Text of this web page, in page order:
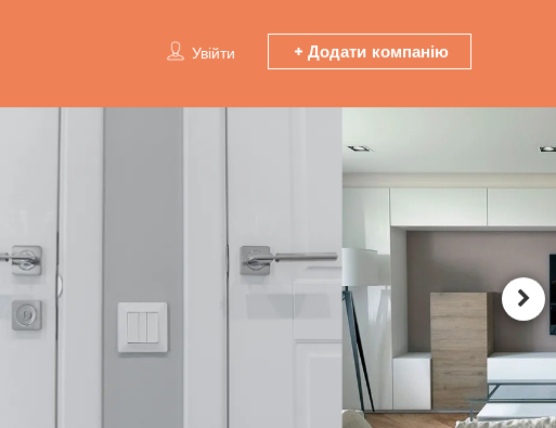
Увійти Додати компанію